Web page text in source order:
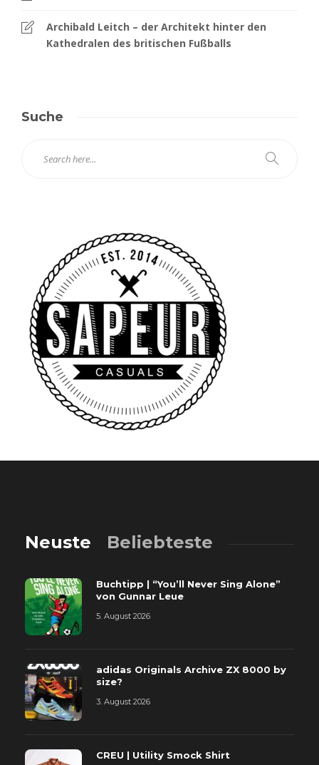
Archibald Leitch – der Architekt hinter den
Kathedralen des britischen Fußballs
Suche
Neuste Beliebteste
Buchtipp | “You’ll Never Sing Alone”
von Gunnar Leue
5. August 2026
adidas Originals Archive ZX 8000 by
size?
3. August 2026
CREU | Utility Smock Shirt